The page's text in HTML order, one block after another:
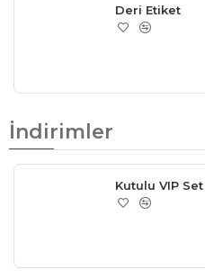
Deri Etiket
İndirimler
Kutulu VIP Set